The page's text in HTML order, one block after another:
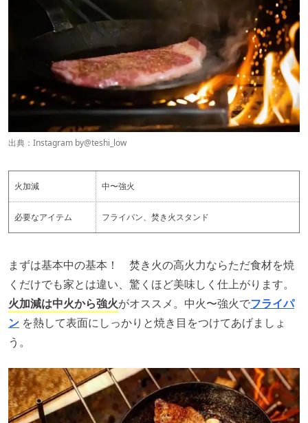
出典：Instagram by@teshi_low
火加減 中〜強火
必要なアイテム フライパン、焚き火スタンド
まずは基本中の基本！ 焚き火の高火力ならただ食材を焼
くだけでも家とは違い、驚くほど美味しく仕上がります。
火加減は中火から強火がオススメ。中火〜強火でフライパ
ン を熱して表面にしっかりと焼き目をつけてあげましょ
う。